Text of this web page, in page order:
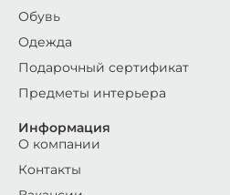
Обувь
Одежда
Подарочный сертификат
Предметы интерьера
Информация
О компании
Контакты